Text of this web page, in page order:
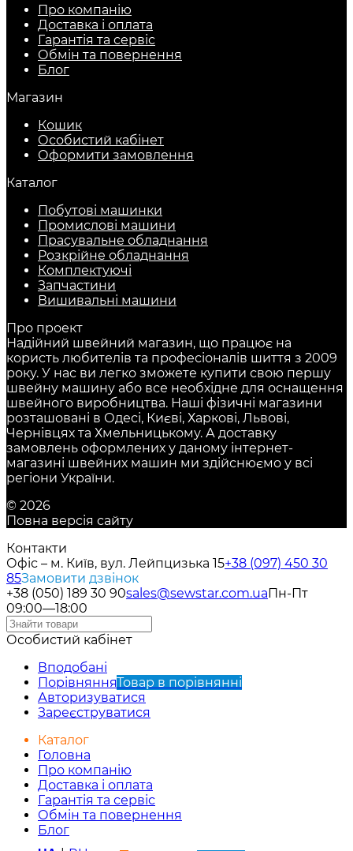
Про компанію
Доставка і оплата
Гарантія та сервіс
Обмін та повернення
Блог
Магазин
Кошик
Особистий кабінет
Оформити замовлення
Каталог
Побутові машинки
Промислові машини
Прасувальне обладнання
Розкрійне обладнання
Комплектуючі
Запчастини
Вишивальні машини
Про проект
Надійний швейний магазин, що працює на
користь любителів та професіоналів шиття з 2009
року. У нас ви легко зможете купити свою першу
швейну машину або все необхідне для оснащення
швейного виробництва. Наші фізичні магазини
розташовані в Одесі, Києві, Харкові, Львові,
Чернівцях та Хмельницькому. А доставку
замовлень оформлених у даному інтернет-
магазині швейних машин ми здійснюємо у всі
регіони України.
© 2026
Повна версія сайту
Контакти
Офіс – м. Київ, вул. Лейпцизька 15+38 (097) 450 30
85Замовити дзвінок
+38 (050) 189 30 90sales@sewstar.com.ua Пн-Пт
09:00—18:00
Особистий кабінет
Вподобані
ПорівнянняТовар в порівнянні
Авторизуватися
Зареєструватися
Каталог
Головна
Про компанію
Доставка і оплата
Гарантія та сервіс
Обмін та повернення
Блог